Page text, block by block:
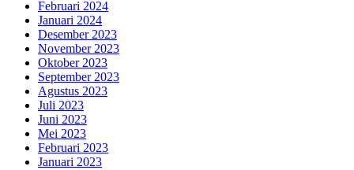
Februari 2024
Januari 2024
Desember 2023
November 2023
Oktober 2023
September 2023
Agustus 2023
Juli 2023
Juni 2023
Mei 2023
Februari 2023
Januari 2023